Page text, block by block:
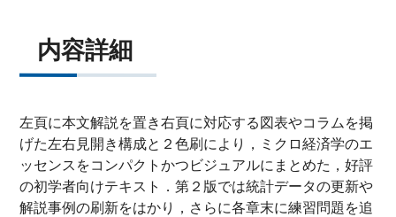
内容詳細
左頁に本文解説を置き右頁に対応する図表やコラムを掲
げた左右見開き構成と２色刷により，ミクロ経済学のエ
ッセンスをコンパクトかつビジュアルにまとめた，好評
の初学者向けテキスト．第２版では統計データの更新や
解説事例の刷新をはかり，さらに各章末に練習問題を追